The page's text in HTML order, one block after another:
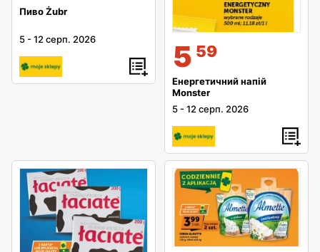
Пиво Żubr
5 -12 серп. 2026 5 59
Енергетичний напій
Monster
5 -12 серп. 2026